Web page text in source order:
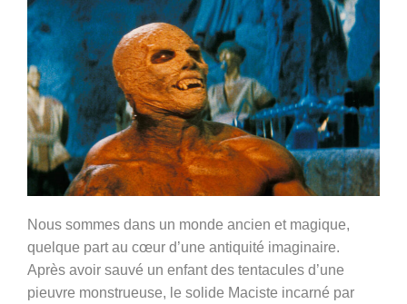
Nous sommes dans un monde ancien et magique,
quelque part au cœur d’une antiquité imaginaire.
Après avoir sauvé un enfant des tentacules d’une
pieuvre monstrueuse, le solide Maciste incarné par